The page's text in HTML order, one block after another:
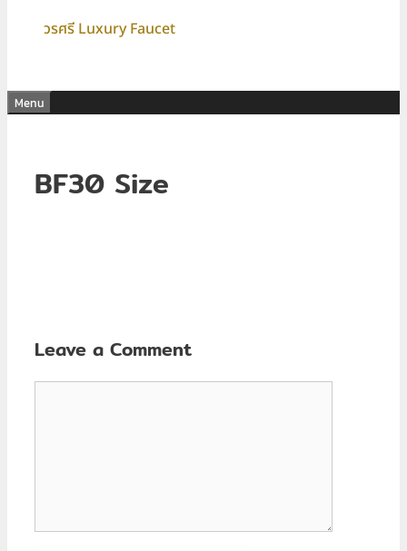
วรศรี Luxury Faucet
Menu
BF30 Size
Leave a Comment